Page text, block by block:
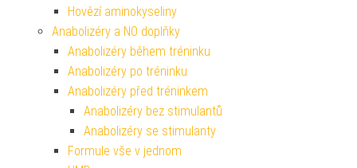
Hovězí aminokyseliny
Anabolizéry a NO doplňky
Anabolizéry během tréninku
Anabolizéry po tréninku
Anabolizéry před tréninkem
Anabolizéry bez stimulantů
Anabolizéry se stimulanty
Formule vše v jednom